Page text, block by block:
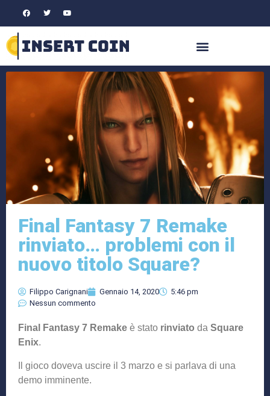
Final Fantasy 7 Remake
rinviato… problemi con il
nuovo titolo Square?
Filippo Carignani Gennaio 14, 2020
5:46 pm
Nessun commento
Final Fantasy 7 Remake è stato rinviato da Square
Enix.
Il gioco doveva uscire il 3 marzo e si parlava di una
demo imminente.